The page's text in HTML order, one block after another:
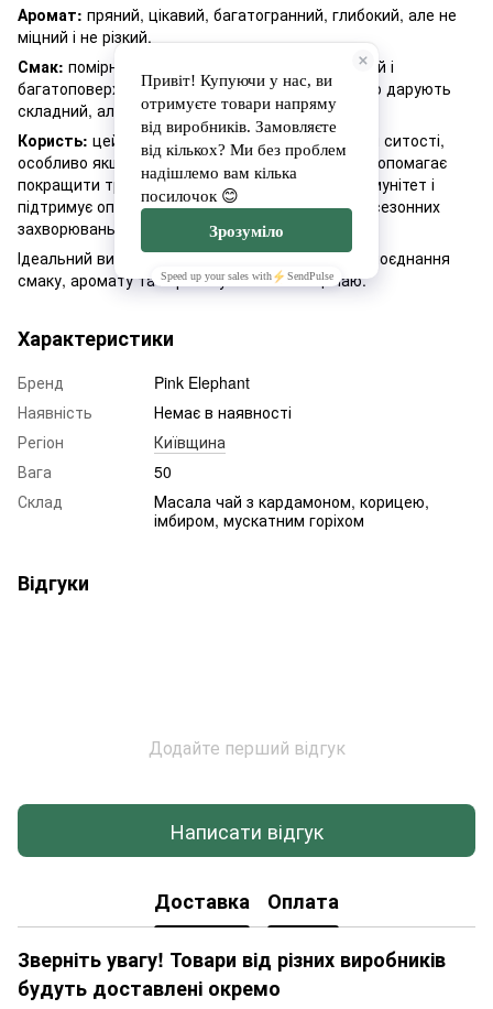
Аромат: пряний, цікавий, багатогранний, глибокий, але не
міцний і не різкий.
Смак: помірний, трохи пікантний, збалансований і
багатоповерховий, з нотками східних спецій, що дарують
складний, але приємний смак.
Користь: цей чай зігріває, тонізує і дає відчуття ситості,
особливо якщо додавати молоко. Масала чай допомагає
покращити травлення, очищує кров, підвищує імунітет і
підтримує опірність організму до застудних та сезонних
захворювань.
Ідеальний вибір для тих, хто шукає гармонійне поєднання
смаку, аромату та користі у кожній чашці чаю.
Характеристики
Бренд
Pink Elephant
Наявність
Немає в наявності
Регіон
Київщина
Вага
50
Склад
Масала чай з кардамоном, корицею,
імбиром, мускатним горіхом
Відгуки
Додайте перший відгук
Написати відгук
Доставка Оплата
Зверніть увагу! Товари від різних виробників
будуть доставлені окремо